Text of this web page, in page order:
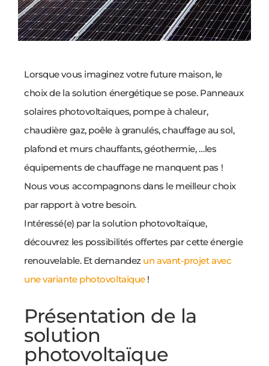
Lorsque vous imaginez votre future maison, le
choix de la solution énergétique se pose. Panneaux
solaires photovoltaïques, pompe à chaleur,
chaudière gaz, poêle à granulés, chauffage au sol,
plafond et murs chauffants, géothermie, …les
équipements de chauffage ne manquent pas !
Nous vous accompagnons dans le meilleur choix
par rapport à votre besoin.
Intéressé(e) par la solution photovoltaïque,
découvrez les possibilités offertes par cette énergie
renouvelable. Et demandez un avant-projet avec
une variante photovoltaïque!
Présentation de la
solution
photovoltaïque